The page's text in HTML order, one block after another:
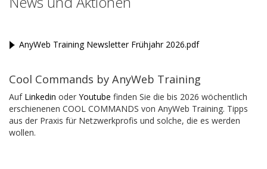
AnyWeb Training Newsletter Frühjahr 2026.pdf
Cool Commands by AnyWeb Training
Auf Linkedin oder Youtube finden Sie die bis 2026 wöchentlich
erschienenen COOL COMMANDS von AnyWeb Training. Tipps
aus der Praxis für Netzwerkprofis und solche, die es werden
wollen.